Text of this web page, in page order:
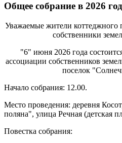
Общее собрание в 2026
Уважаемые жители коттеджного
собственники
"6" июня 2026 года
ассоциации собственников
поселок
Начало собрания: 12.00.
Место проведения: деревня
поляна", улица Речная (детская
Повестка собрания: